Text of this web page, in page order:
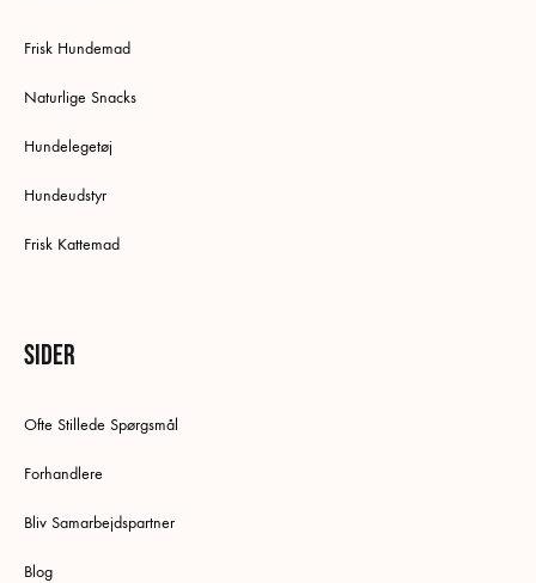
Frisk Hundemad
Naturlige Snacks
Hundelegetøj
Hundeudstyr
Frisk Kattemad
Sider
Ofte Stillede Spørgsmål
Forhandlere
Bliv Samarbejdspartner
Blog